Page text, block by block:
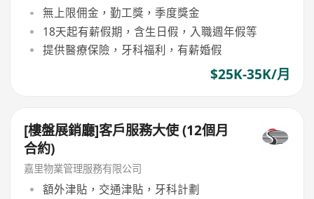
無上限佣金，勤工獎，季度獎金
18天起有薪假期，含生日假，入職週年假等
提供醫療保險，牙科福利，有薪婚假
$25K-35K/月
[樓盤展銷廳]客戶服務大使 (12個月
合約)
嘉里物業管理服務有限公司
額外津貼，交通津貼，牙科計劃